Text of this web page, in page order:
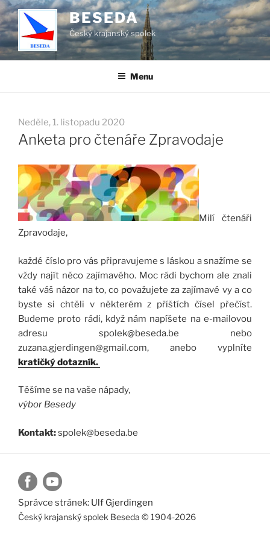
Přejít
k
obsahu
webu
BESEDA
Český krajanský spolek
Menu
Neděle, 1. listopadu 2020
Anketa pro čtenáře Zpravodaje
Milí čtenáři
Zpravodaje,
každé číslo pro vás připravujeme s láskou a snažíme se
vždy najít něco zajímavého. Moc rádi bychom ale znali
také váš názor na to, co považujete za zajímavé vy a co
byste si chtěli v některém z příštích čísel přečíst.
Budeme proto rádi, když nám napíšete na e-mailovou
adresu spolek@beseda.be nebo
zuzana.gjerdingen@gmail.com, anebo vyplníte
kratičký dotazník.
Těšíme se na vaše nápady,
výbor Besedy
Kontakt:spolek@beseda.be
Správce stránek: Ulf Gjerdingen
Český krajanský spolek Beseda © 1904-2026